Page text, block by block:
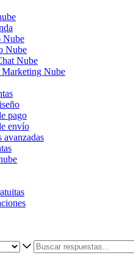
Nube
Nube
Nube
Nube
pago
envío
avanzadas